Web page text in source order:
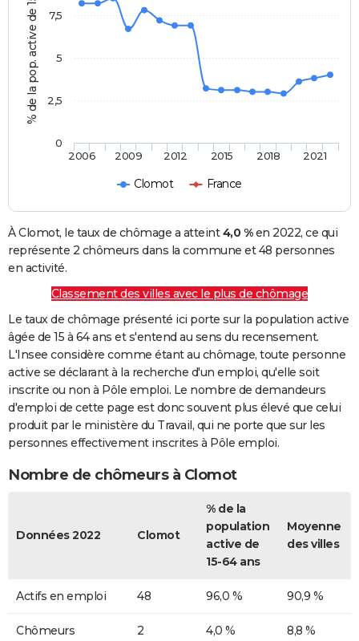
% de la pop. active de 15 - 64 ans
Clomot France
2006 2009 2012 2015 2018 2021
0
2,5
5
7,5
À Clomot, le taux de chômage a atteint4,0 %en 2022, ce qui
représente 2 chômeurs dans la commune et 48 personnes
en activité.
Classement des villes avec le plus de chômage
Le taux de chômage présenté ici porte sur la population active
âgée de 15 à 64 ans et s'entend au sens du recensement.
L'Insee considère comme étant au chômage, toute personne
active se déclarant à la recherche d'un emploi, qu'elle soit
inscrite ou non à Pôle emploi. Le nombre de demandeurs
d'emploi de cette page est donc souvent plus élevé que celui
produit par le ministère du Travail, qui ne porte que sur les
personnes effectivement inscrites à Pôle emploi.
Nombre de chômeurs à Clomot
Données 2022 Clomot
% de la
population
active de
15-64 ans
Moyenne
des villes
Actifs en emploi 48 96,0 % 90,9 %
Chômeurs 2 4,0 % 8,8 %